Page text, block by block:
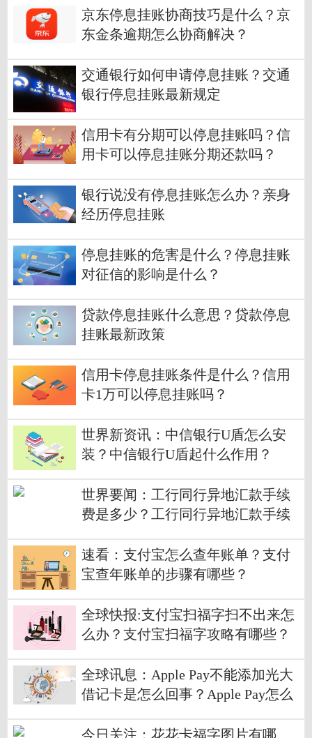
京东停息挂账协商技巧是什么？京
东金条逾期怎么协商解决？
交通银行如何申请停息挂账？交通
银行停息挂账最新规定
信用卡有分期可以停息挂账吗？信
用卡可以停息挂账分期还款吗？
银行说没有停息挂账怎么办？亲身
经历停息挂账
停息挂账的危害是什么？停息挂账
对征信的影响是什么？
贷款停息挂账什么意思？贷款停息
挂账最新政策
信用卡停息挂账条件是什么？信用
卡1万可以停息挂账吗？
世界新资讯：中信银行U盾怎么安
装？中信银行U盾起什么作用？
世界要闻：工行同行异地汇款手续
费是多少？工行同行异地汇款手续
速看：支付宝怎么查年账单？支付
宝查年账单的步骤有哪些？
全球快报:支付宝扫福字扫不出来怎
么办？支付宝扫福字攻略有哪些？
全球讯息：Apple Pay不能添加光大
借记卡是怎么回事？Apple Pay怎么